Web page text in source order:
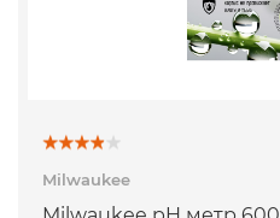
Milwaukee